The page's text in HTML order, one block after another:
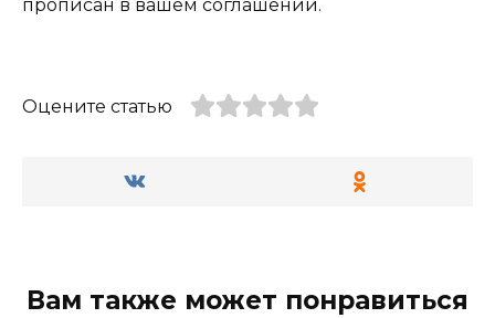
прописан в вашем соглашении.
Оцените статью
Вам также может понравиться